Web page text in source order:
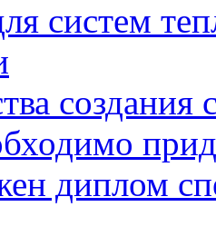
систем
создания
диплом